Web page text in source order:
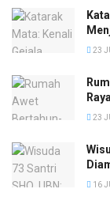
23
23
16